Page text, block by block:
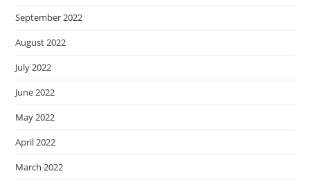
September 2022
August 2022
July 2022
June 2022
May 2022
April 2022
March 2022